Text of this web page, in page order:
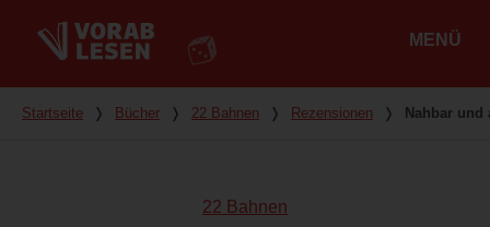
MENÜ
Du bist hier
Startseite ❭ Bücher ❭ 22 Bahnen ❭ Rezensionen ❭ Nahbar und
22 Bahnen